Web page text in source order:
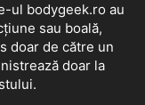
ul bodygeek.ro au
sau boală,
doar de către un
doar la